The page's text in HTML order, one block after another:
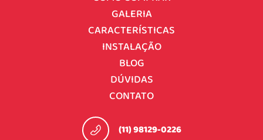
GALERIA
CARACTERÍSTICAS
INSTALAÇÃO
BLOG
DÚVIDAS
CONTATO
(11) 98129-0226